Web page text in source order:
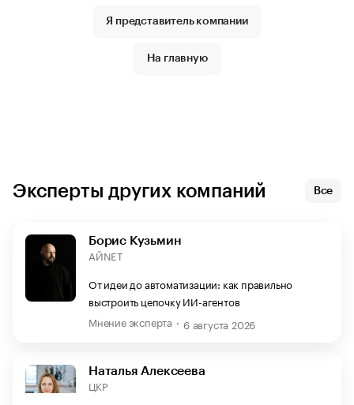
Коми, города Москвы;
судьей, экс-заместитель председателя
Я представитель компании
На главную
Эксперты других компаний Все
Борис Кузьмин
АЙNET
От идеи до автоматизации: как правильно
выстроить цепочку ИИ-агентов
Мнение эксперта
6 августа 2026
Наталья Алексеева
ЦКР